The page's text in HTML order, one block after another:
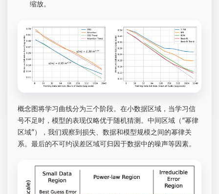
缩放。
概念图将学习曲线分为三个阶段。在小数据区域，当学习信
号不足时，模型的表现仅略优于随机猜测。中间区域（“幂律
区域”），我们观察到损失、数据和模型规模之间的幂律关
系。最后的不可约误差区域可归因于数据中的噪声等因素。